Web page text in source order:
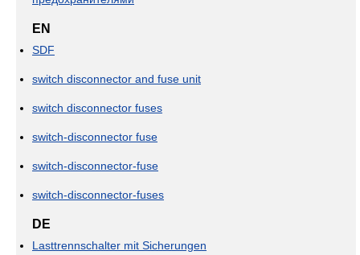
EN
SDF
switch disconnector and fuse unit
switch disconnector fuses
switch-disconnector fuse
switch-disconnector-fuse
switch-disconnector-fuses
DE
Lasttrennschalter mit Sicherungen